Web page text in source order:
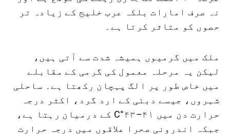
نہ صرف امارات بلکہ عرب خلیج کے زیادہ تر
حصوں کو متاثر کرتا ہے۔
ملک میں گرمیوں ہمیشہ شدت سے آتی ہیں،
لیکن یہ مرحلہ معمول کی گرمی کے مقابلے
میں خاص طور پر الگ پہچان رکھتا ہے۔ ساحلی
شہروں، جیسے دبئی کے ارد گرد، اکثر درجہ
حرارت دن میں ۴۱–۴۳°C کے درمیان رہتا ہے،
جبکہ اندرونی صحرا علاقوں میں درجہ حرارت